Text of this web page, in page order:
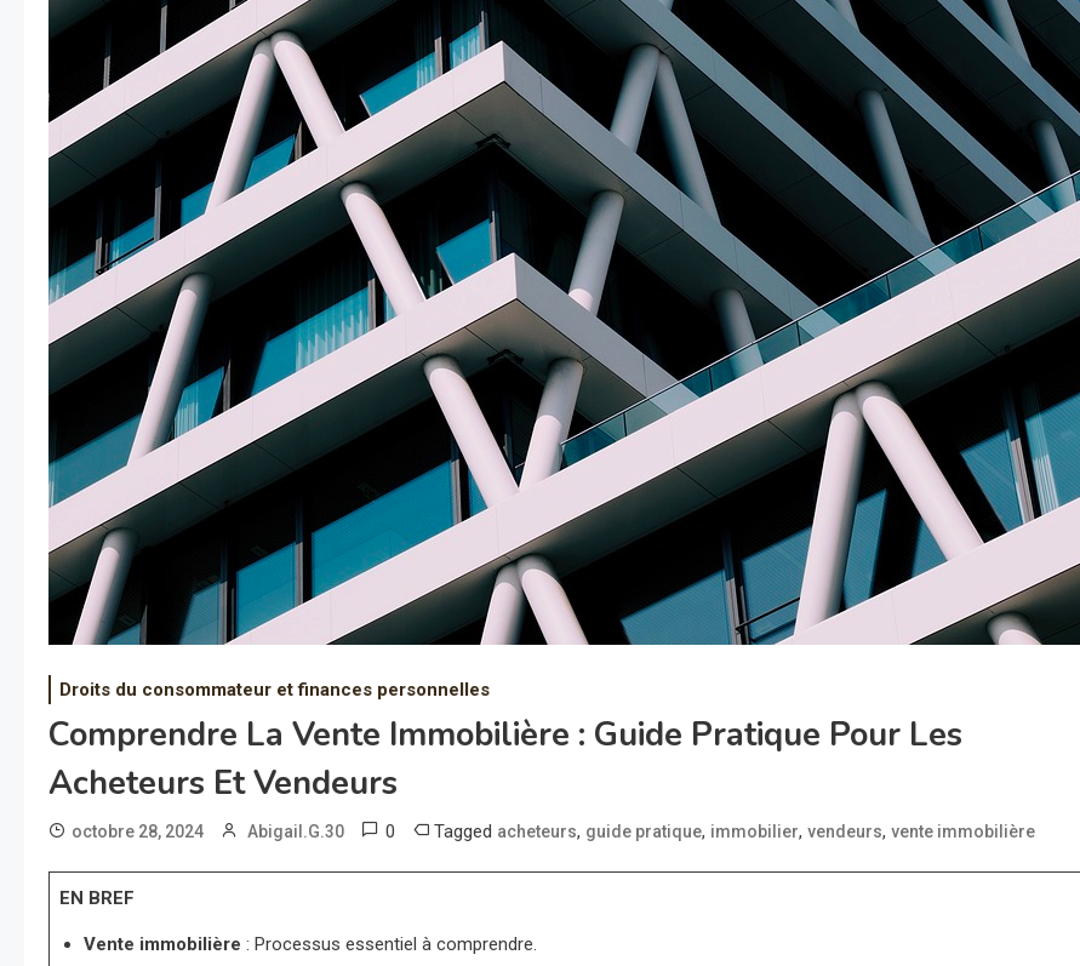
Droits du consommateur et finances personnelles
Comprendre La Vente Immobilière : Guide Pratique Pour Les
Acheteurs Et Vendeurs
octobre 28, 2024 Abigail.G.30 0 Tagged acheteurs, guide pratique, immobilier, vendeurs, vente immobilière
EN BREF
Vente immobilière : Processus essentiel à comprendre.